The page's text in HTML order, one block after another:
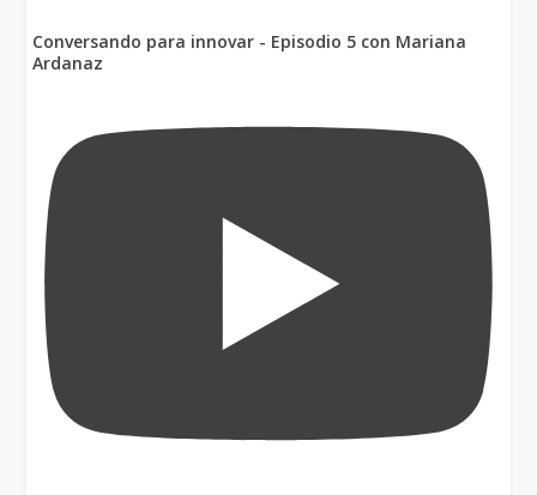
Conversando para innovar - Episodio 5 con Mariana
Ardanaz